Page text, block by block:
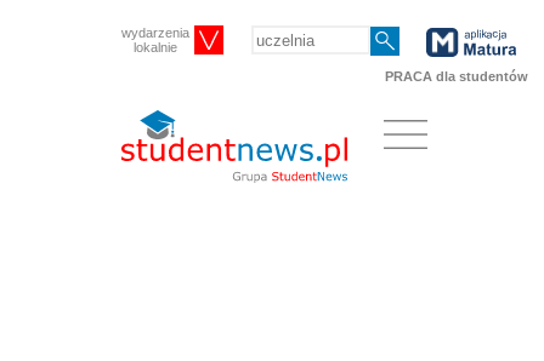
wydarzenia
lokalnie
PRACA dla studentów